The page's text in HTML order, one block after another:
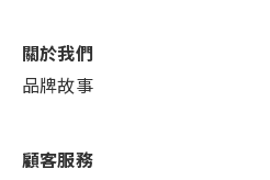
關於我們
品牌故事
顧客服務